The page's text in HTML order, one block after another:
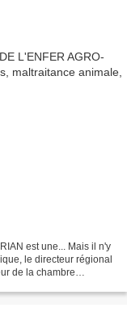
est une... Mais il n'y
le directeur régional
de la chambre